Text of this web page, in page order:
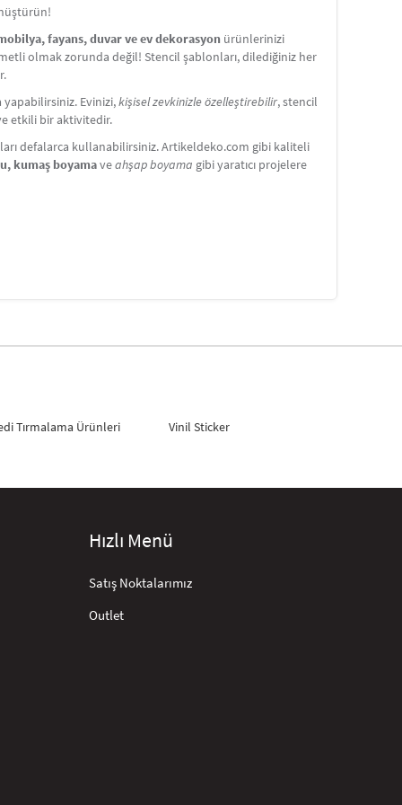
fayans, duvar ve ev dekorasyon ürünlerinizi
olmak zorunda değil! Stencil şablonları, dilediğiniz her
Evinizi,kişisel zevkinizle özelleştirebilir, stencil
etkili bir aktivitedir.
defalarca kullanabilirsiniz. Artikeldeko.com gibi kaliteli
kumaş boyamaveahşap boyama gibi yaratıcı projelere
Tırmalama Ürünleri Vinil Sticker
Hızlı Menü
Satış Noktalarımız
Outlet